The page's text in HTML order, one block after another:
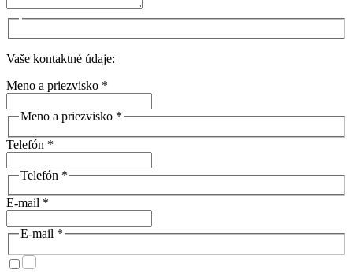
Vaše kontaktné údaje:
Meno a priezvisko *
Meno a priezvisko *
Telefón *
Telefón *
E-mail *
E-mail *